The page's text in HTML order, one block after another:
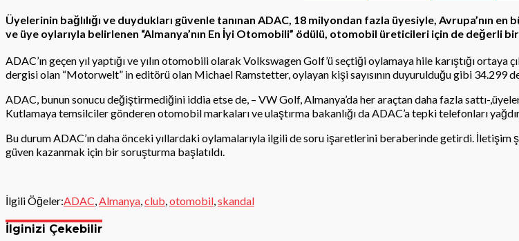
Üyelerinin bağlılığı ve duydukları güvenle tanınan ADAC, 18 milyondan fazla üyesiyle, Avrupa’nın
ve üye oylarıyla belirlenen “Almanya’nın En İyi Otomobili” ödülü, otomobil üreticileri için de değerli
ADAC’ın geçen yıl yaptığı ve yılın otomobili olarak Volkswagen Golf’ü seçtiği oylamaya hile karıştığı
dergisi olan “Motorwelt” in editörü olan Michael Ramstetter, oylayan kişi sayısının duyurulduğu gibi 34.299
ADAC, bunun sonucu değiştirmediğini iddia etse de, – VW Golf, Almanya’da her araçtan daha fazla sattı-
Kutlamaya temsilciler gönderen otomobil markaları ve ulaştırma bakanlığı da ADAC’a tepki telefonları
Bu durum ADAC’ın daha önceki yıllardaki oylamalarıyla ilgili de soru işaretlerini beraberinde getirdi.
güven kazanmak için bir soruşturma başlatıldı.
İlgili Öğeler:ADAC Almanya club otomobil skandal
İlginizi Çekebilir